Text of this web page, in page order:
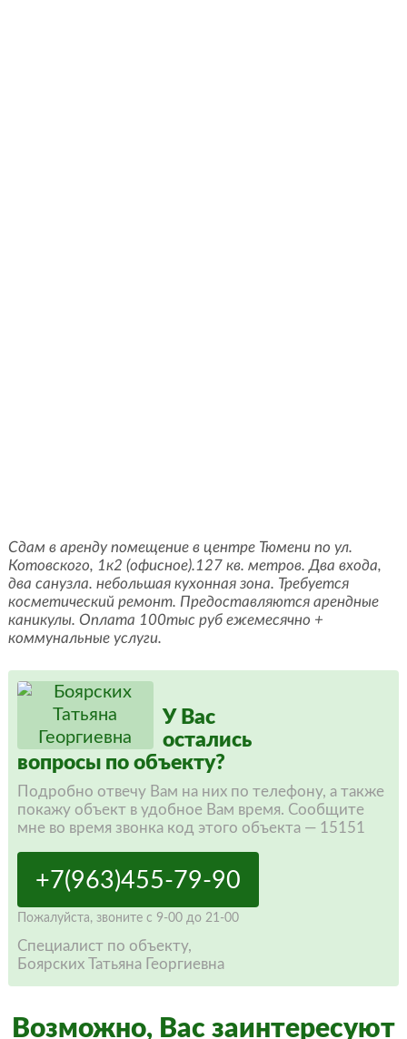
Сдам в аренду помещение в центре Тюмени по ул.
Котовского, 1к2 (офисное).127 кв. метров. Два входа,
два санузла. небольшая кухонная зона. Требуется
косметический ремонт. Предоставляются арендные
каникулы. Оплата 100тыс руб ежемесячно +
коммунальные услуги.
У Вас
остались
вопросы по объекту?
Подробно отвечу Вам на них по телефону, а также
покажу объект в удобное Вам время. Сообщите
мне во время звонка код этого объекта — 15151
+7(963)455-79-90
Пожалуйста, звоните с 9-00 до 21-00
Специалист по объекту,
Боярских Татьяна Георгиевна
Возможно, Вас заинтересуют